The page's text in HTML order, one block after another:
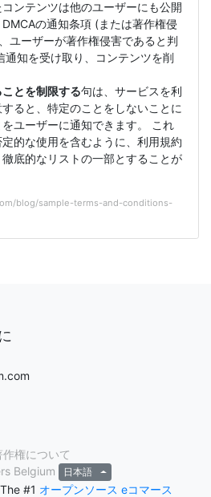
ンテンツは他のユーザーにも公開
の通知条項 (または著作権侵
ユーザーが著作権侵害であると判
通知を受け取り、コンテンツを削
とを制限する句は、サービスを利
ると、特定のことをしないことに
ユーザーに通知できます。 これ
的な使用を含むように、利用規約
底的なリストの一部とすることが
blog/sample-terms-and-conditions-
作権について
Belgium
日本語
#1 オープンソース eコマース